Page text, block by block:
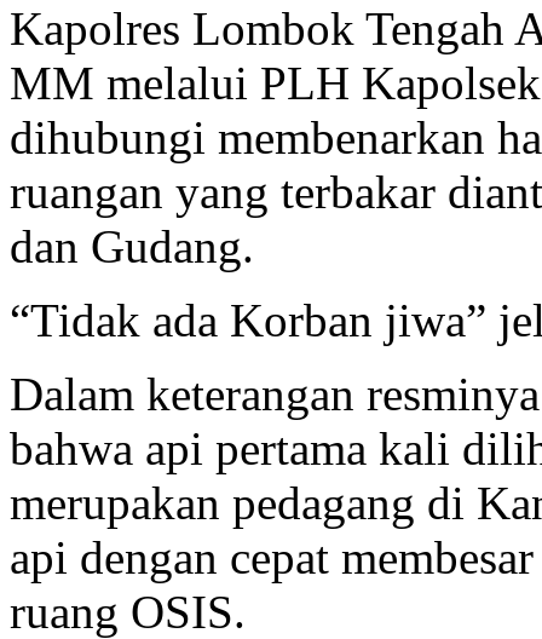
Kapolres Lombok Tengah
MM melalui PLH
dihubungi membenarkan
ruangan yang terbakar
dan Gudang.
“Tidak ada Korban jiwa”
Dalam keterangan
bahwa api pertama kali
merupakan pedagang di
api dengan cepat
ruang OSIS.